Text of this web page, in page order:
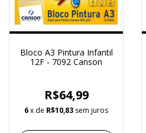
Bloco A3 Pintura Infantil
12F - 7092 Canson
R$64,99
6x de R$10,83 sem juros